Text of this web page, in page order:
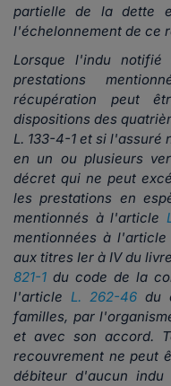
partielle de la dette
l'échelonnement de ce
Lorsque l'indu
prestations
récupération peut
dispositions des
L. 133-4-1 et si l'assuré
en un ou plusieurs
décret qui ne peut
les prestations en
mentionnés à l'article
mentionnées à
aux titres Ier à IV du
821-1 du code de la
l'article L. 262-46 du
familles, par
et avec son accord.
recouvrement ne peut
débiteur d'aucun indu